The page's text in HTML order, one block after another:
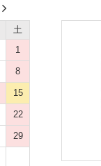
土
1
8
15
22
29